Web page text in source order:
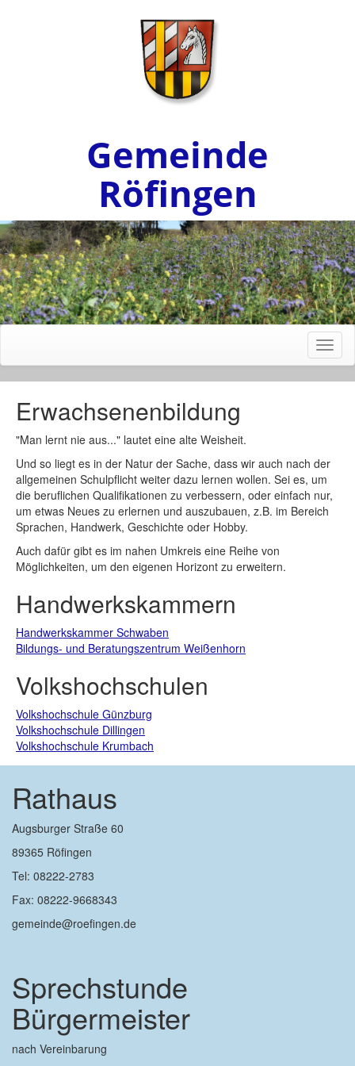
Gemeinde
Röfingen
Erwachsenenbildung
"Man lernt nie aus..." lautet eine alte Weisheit.
Und so liegt es in der Natur der Sache, dass wir auch nach der
allgemeinen Schulpflicht weiter dazu lernen wollen. Sei es, um
die beruflichen Qualifikationen zu verbessern, oder einfach nur,
um etwas Neues zu erlernen und auszubauen, z.B. im Bereich
Sprachen, Handwerk, Geschichte oder Hobby.
Auch dafür gibt es im nahen Umkreis eine Reihe von
Möglichkeiten, um den eigenen Horizont zu erweitern.
Handwerkskammern
Handwerkskammer Schwaben
Bildungs- und Beratungszentrum Weißenhorn
Volkshochschulen
Volkshochschule Günzburg
Volkshochschule Dillingen
Volkshochschule Krumbach
Rathaus
Augsburger Straße 60
89365 Röfingen
Tel: 08222-2783
Fax: 08222-9668343
gemeinde@roefingen.de
Sprechstunde
Bürgermeister
nach Vereinbarung